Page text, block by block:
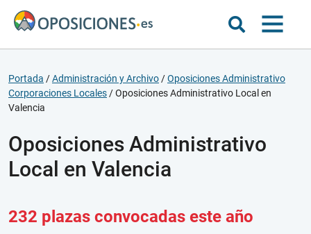
Portada /Administración y Archivo /Oposiciones Administrativo
Corporaciones Locales /Oposiciones Administrativo Local en
Valencia
Oposiciones Administrativo
Local en Valencia
232 plazas convocadas este año